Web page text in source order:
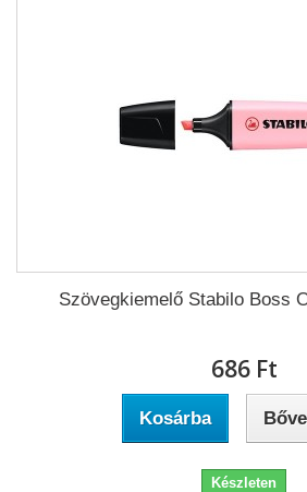
Szövegkiemelő Stabilo Boss
686 Ft‎
Kosárba
Készleten